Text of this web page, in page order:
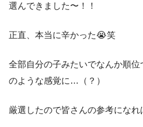
選んできました〜！！
正直、本当に辛かった😭笑
全部自分の子みたいでなんか順
のような感覚に…（？）
厳選したので皆さんの参考になれ